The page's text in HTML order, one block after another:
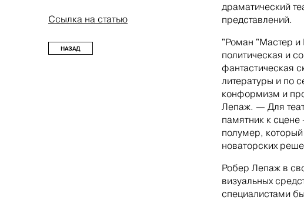
Ссылка на статью
НАЗАД
драматический
представлений.
"Роман "Мастер и
политическая и
фантастическая
литературы и по
конформизм и
Лепаж. — Для
памятник к
полумер,
новаторских
Робер Лепаж в
визуальных
специалистами